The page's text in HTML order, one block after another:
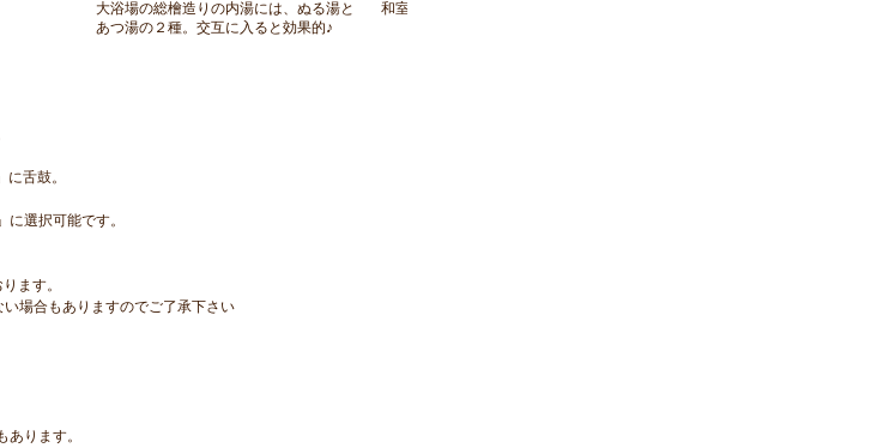
大浴場の総檜造りの内湯には、ぬる湯と
あつ湯の２種。交互に入ると効果的♪
和室１４帖（一例）
舌鼓。
に選択可能です。
ます。
場合もありますのでご了承下さい
ります。